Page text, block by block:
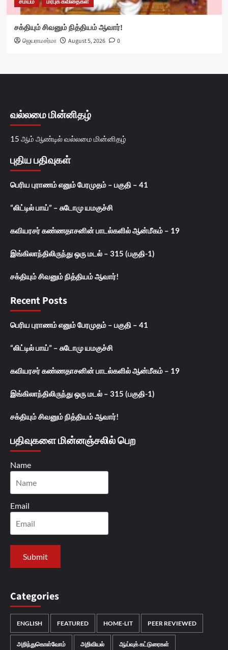
சமயம் மரபுக் கவிதைகள்
சக்தியும் சிவனும் நித்தியம் ஆவார்!
ஜெயராமசர்மா August 5, 2026 0
வல்லமை மின்னிதழ்
15 ஆம் ஆண்டில் வல்லமை மின்னிதழ்
புதிய பதிவுகள்
பெரிய புராணம் எனும் பேரமுதம் – பகுதி – 41
“லிட்டில் பாய்” – சுடோமு யமகுச்சி
கவியரசர் கண்ணதாசனின் பாடல்களில் ஆன்மீகம் – 19
இங்கிலாந்திலிருந்து ஒரு மடல் – 315 (பகுதி-1)
சக்தியும் சிவனும் நித்தியம் ஆவார்!
Recent Posts
பெரிய புராணம் எனும் பேரமுதம் – பகுதி – 41
“லிட்டில் பாய்” – சுடோமு யமகுச்சி
கவியரசர் கண்ணதாசனின் பாடல்களில் ஆன்மீகம் – 19
இங்கிலாந்திலிருந்து ஒரு மடல் – 315 (பகுதி-1)
சக்தியும் சிவனும் நித்தியம் ஆவார்!
பதிவுகளை மின்னஞ்சலில் பெற
Name
Email
Categories
ENGLISH FEATURED HOME-LIT PEER REVIEWED
அறிந்துகொள்வோம் அறிவியல் ஆய்வுக் கட்டுரைகள்